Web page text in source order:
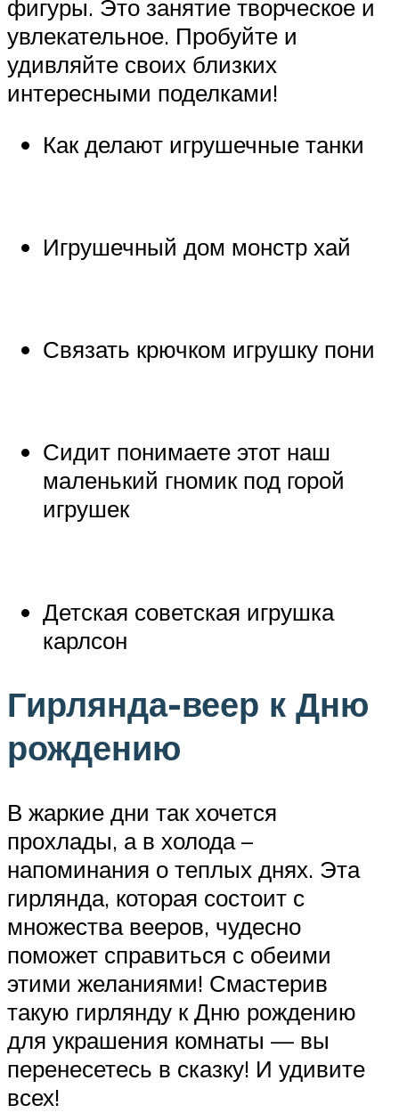
фигуры. Это занятие творческое и
увлекательное. Пробуйте и
удивляйте своих близких
интересными поделками!
Как делают игрушечные танки
Игрушечный дом монстр хай
Связать крючком игрушку пони
Сидит понимаете этот наш
маленький гномик под горой
игрушек
Детская советская игрушка
карлсон
Гирлянда-веер к Дню
рождению
В жаркие дни так хочется
прохлады, а в холода –
напоминания о теплых днях. Эта
гирлянда, которая состоит с
множества вееров, чудесно
поможет справиться с обеими
этими желаниями! Смастерив
такую гирлянду к Дню рождению
для украшения комнаты — вы
перенесетесь в сказку! И удивите
всех!